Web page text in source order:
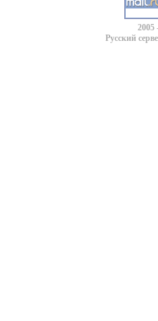
2005
Русский